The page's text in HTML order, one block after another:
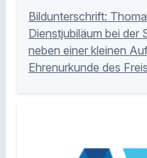
Bildunterschrift:
Dienstjubiläum bei der
neben einer kleinen
Ehrenurkunde des